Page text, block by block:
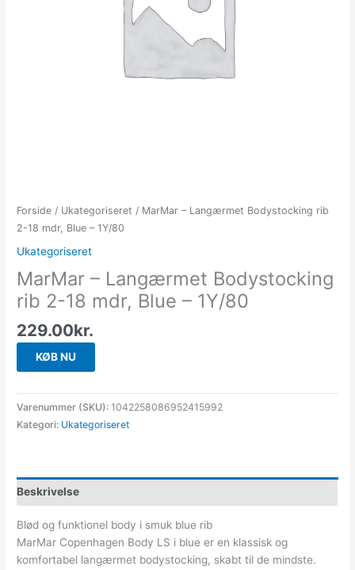
Forside / Ukategoriseret / MarMar – Langærmet Bodystocking rib
2-18 mdr, Blue – 1Y/80
Ukategoriseret
MarMar – Langærmet Bodystocking
rib 2-18 mdr, Blue – 1Y/80
229.00kr.
KØB NU
Varenummer (SKU): 1042258086952415992
Kategori: Ukategoriseret
Beskrivelse
Blød og funktionel body i smuk blue rib
MarMar Copenhagen Body LS i blue er en klassisk og
komfortabel langærmet bodystocking, skabt til de mindste.